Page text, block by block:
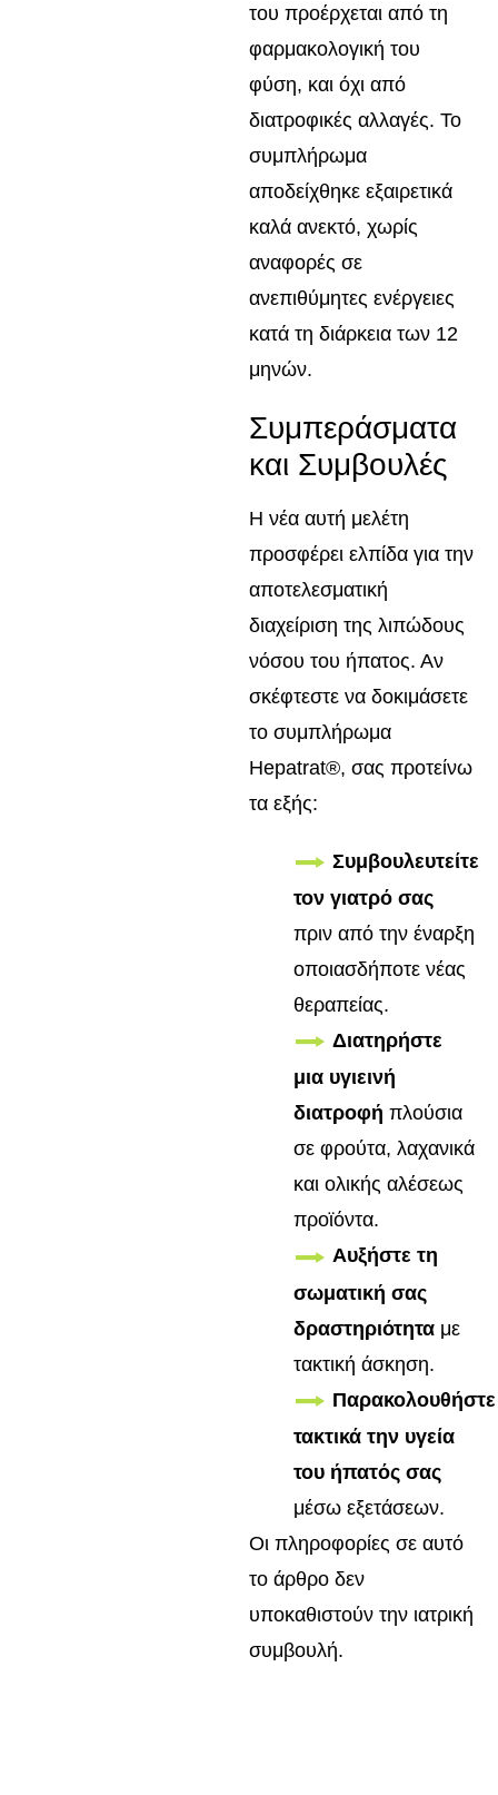
του προέρχεται από τη
φαρμακολογική του
φύση, και όχι από
διατροφικές αλλαγές. Το
συμπλήρωμα
αποδείχθηκε εξαιρετικά
καλά ανεκτό, χωρίς
αναφορές σε
ανεπιθύμητες ενέργειες
κατά τη διάρκεια των 12
μηνών.
Συμπεράσματα
και Συμβουλές
Η νέα αυτή μελέτη
προσφέρει ελπίδα για την
αποτελεσματική
διαχείριση της λιπώδους
νόσου του ήπατος. Αν
σκέφτεστε να δοκιμάσετε
το συμπλήρωμα
Hepatrat®, σας προτείνω
τα εξής:
Συμβουλευτείτε
τον γιατρό σας
πριν από την έναρξη
οποιασδήποτε νέας
θεραπείας.
Διατηρήστε
μια υγιεινή
διατροφή πλούσια
σε φρούτα, λαχανικά
και ολικής αλέσεως
προϊόντα.
Αυξήστε τη
σωματική σας
δραστηριότητα με
τακτική άσκηση.
Παρακολουθήστε
τακτικά την υγεία
του ήπατός σας
μέσω εξετάσεων.
Οι πληροφορίες σε αυτό
το άρθρο δεν
υποκαθιστούν την ιατρική
συμβουλή.